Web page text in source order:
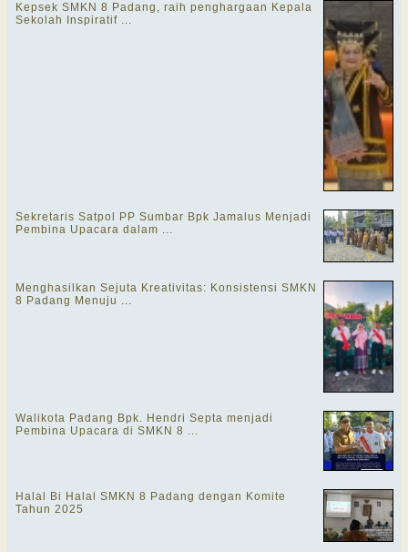
Kepsek SMKN 8 Padang, raih penghargaan Kepala
Sekolah Inspiratif ...
Sekretaris Satpol PP Sumbar Bpk Jamalus Menjadi
Pembina Upacara dalam ...
Menghasilkan Sejuta Kreativitas: Konsistensi SMKN
8 Padang Menuju ...
Walikota Padang Bpk. Hendri Septa menjadi
Pembina Upacara di SMKN 8 ...
Halal Bi Halal SMKN 8 Padang dengan Komite
Tahun 2025